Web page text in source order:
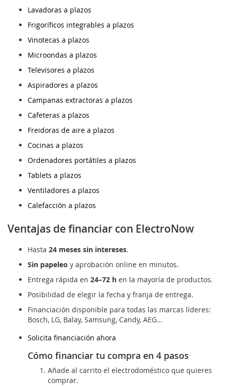
Lavadoras a plazos
Frigoríficos integrables a plazos
Vinotecas a plazos
Microondas a plazos
Televisores a plazos
Aspiradores a plazos
Campanas extractoras a plazos
Cafeteras a plazos
Freidoras de aire a plazos
Cocinas a plazos
Ordenadores portátiles a plazos
Tablets a plazos
Ventiladores a plazos
Calefacción a plazos
Ventajas de financiar con ElectroNow
Hasta 24 meses sin intereses.
Sin papeleo y aprobación online en minutos.
Entrega rápida en 24–72 h en la mayoría de productos.
Posibilidad de elegir la fecha y franja de entrega.
Financiación disponible para todas las marcas líderes:
Bosch, LG, Balay, Samsung, Candy, AEG…
Solicita financiación ahora
Cómo financiar tu compra en 4 pasos
Añade al carrito el electrodoméstico que quieres
comprar.